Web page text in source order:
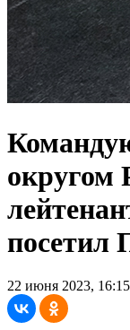
округом
посетил
22 июня 2023, 16:15